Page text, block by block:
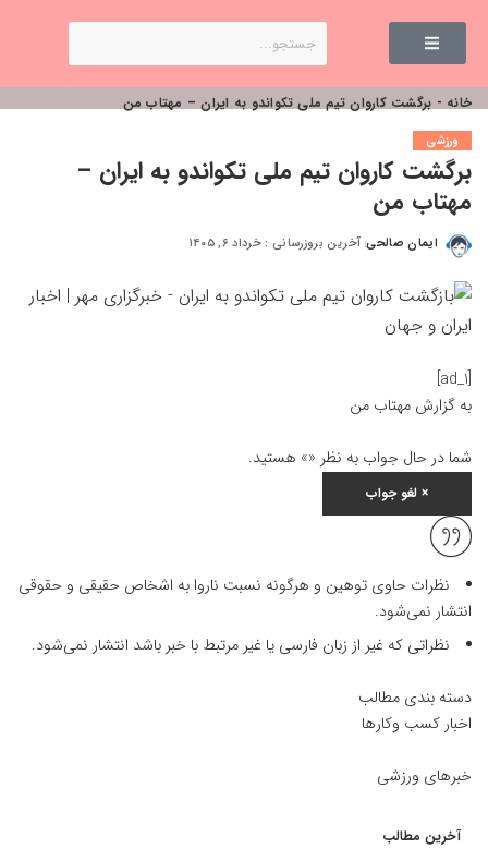
خانه - برگشت کاروان تیم ملی تکواندو به ایران – مهتاب من
ورزشی
برگشت کاروان تیم ملی تکواندو به ایران –
مهتاب من
ایمان صالحی آخرین بروزرسانی : خرداد ۶, ۱۴۰۵
[ad_1]
به گزارش مهتاب من
شما در حال جواب به نظر «» هستید.
× لغو جواب
نظرات حاوی توهین و هرگونه نسبت ناروا به اشخاص حقیقی و حقوقی
انتشار نمی‌شود.
نظراتی که غیر از زبان فارسی یا غیر مرتبط با خبر باشد انتشار نمی‌شود.
دسته بندی مطالب
اخبار کسب وکارها
خبرهای ورزشی
آخرین مطالب